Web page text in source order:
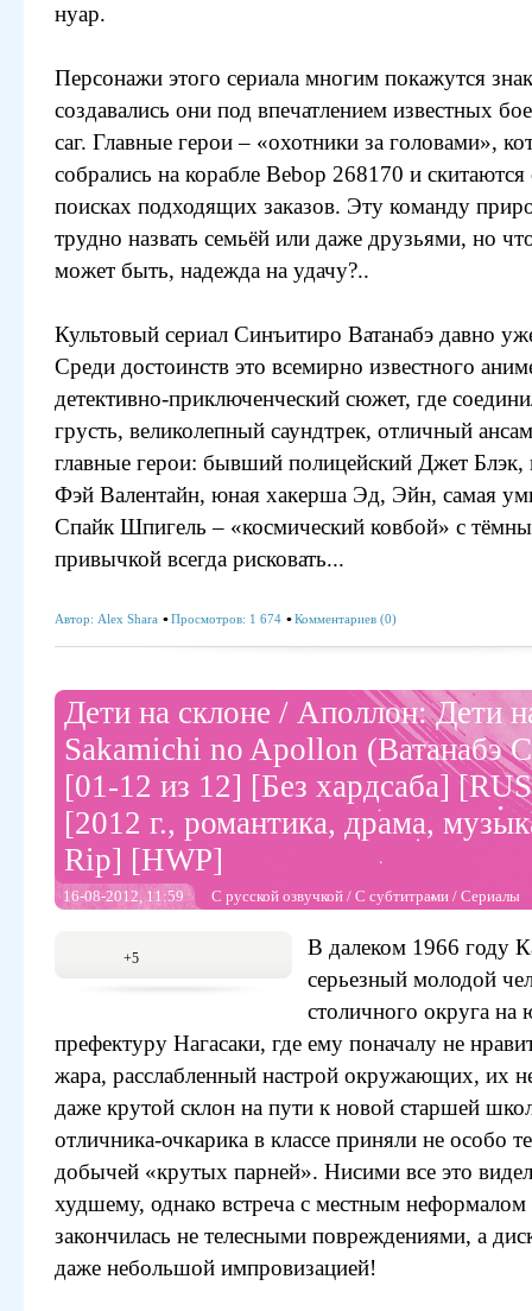
нуар.
Персонажи этого сериала многим покажутся
создавались они под впечатлением известных
саг. Главные герои – «охотники за головами»,
собрались на корабле Bebop 268170 и
поисках подходящих заказов. Эту команду
трудно назвать семьёй или даже друзьями, но
может быть, надежда на удачу?..
Культовый сериал Синъитиро Ватанабэ давно
Среди достоинств это всемирно известного
детективно-приключенческий сюжет, где
грусть, великолепный саундтрек, отличный
главные герои: бывший полицейский Джет Блэк,
Фэй Валентайн, юная хакерша Эд, Эйн, самая
Спайк Шпигель – «космический ковбой» с
привычкой всегда рисковать...
Автор: Alex Shara Просмотров: 1 674 Комментариев (0)
Дети на склоне / Аполлон: Дети
Sakamichi no Apollon (Ватанабэ
[01-12 из 12] [Без хардсаба]
[2012 г., романтика, драма,
Rip] [HWP]
16-08-2012, 11:59 С русской озвучкой / С субтитрами / Сериалы
+5
В далеком 1966 году
серьезный молодой
столичного округа
префектуру Нагасаки, где ему поначалу не
жара, расслабленный настрой окружающих, их
даже крутой склон на пути к новой старшей
отличника-очкарика в классе приняли не особо
добычей «крутых парней». Нисими все это
худшему, однако встреча с местным неформалом
закончилась не телесными повреждениями, а
даже небольшой импровизацией!